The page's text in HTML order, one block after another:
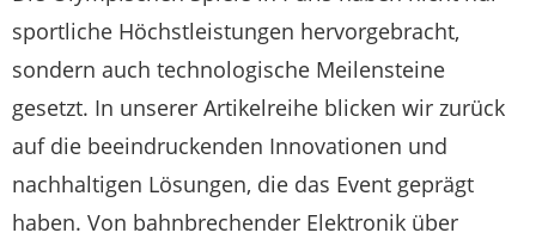
sportliche Höchstleistungen hervorgebracht,
sondern auch technologische Meilensteine
gesetzt. In unserer Artikelreihe blicken wir zurück
auf die beeindruckenden Innovationen und
nachhaltigen Lösungen, die das Event geprägt
haben. Von bahnbrechender Elektronik über